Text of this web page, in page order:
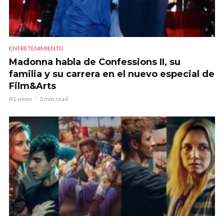
ENTRETENIMIENTO
Madonna habla de Confessions II, su
familia y su carrera en el nuevo especial de
Film&Arts
81 views 3 min read